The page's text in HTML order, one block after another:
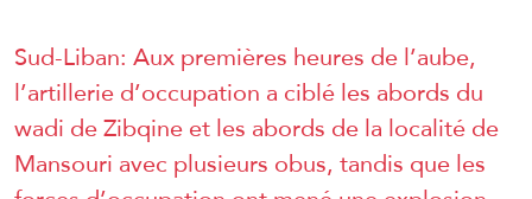
Sud-Liban: Aux premières heures de l’aube,
l’artillerie d’occupation a ciblé les abords du
wadi de Zibqine et les abords de la localité de
Mansouri avec plusieurs obus, tandis que les